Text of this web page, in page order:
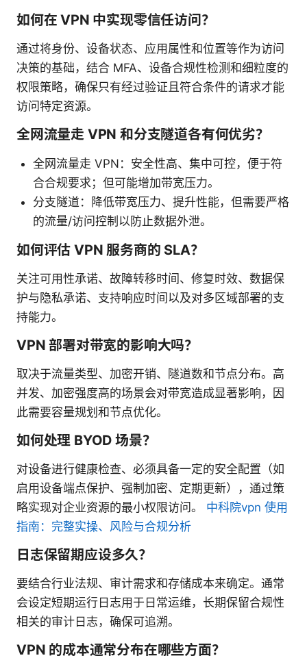
如何在 VPN 中实现零信任访问？
通过将身份、设备状态、应用属性和位置等作为访问
决策的基础，结合 MFA、设备合规性检测和细粒度的
权限策略，确保只有经过验证且符合条件的请求才能
访问特定资源。
全网流量走 VPN 和分支隧道各有何优劣？
全网流量走 VPN：安全性高、集中可控，便于符
合合规要求；但可能增加带宽压力。
分支隧道：降低带宽压力、提升性能，但需要严格
的流量/访问控制以防止数据外泄。
如何评估 VPN 服务商的 SLA？
关注可用性承诺、故障转移时间、修复时效、数据保
护与隐私承诺、支持响应时间以及对多区域部署的支
持能力。
VPN 部署对带宽的影响大吗？
取决于流量类型、加密开销、隧道数和节点分布。高
并发、加密强度高的场景会对带宽造成显著影响，因
此需要容量规划和节点优化。
如何处理 BYOD 场景？
对设备进行健康检查、必须具备一定的安全配置（如
启用设备端点保护、强制加密、定期更新），通过策
略实现对企业资源的最小权限访问。 中科院vpn 使用
指南：完整实操、风险与合规分析
日志保留期应设多久？
要结合行业法规、审计需求和存储成本来确定。通常
会设定短期运行日志用于日常运维，长期保留合规性
相关的审计日志，确保可追溯。
VPN 的成本通常分布在哪些方面？